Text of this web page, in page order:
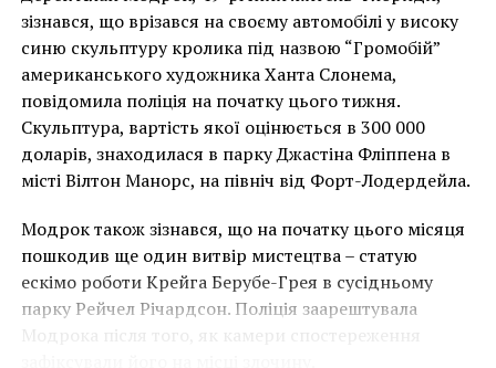
Италии, Международным сотрудничеством и
Управлением археологии и музеев
провинции Хайбер-Пахтунхва и Музеем Сват.
Инициатива двух стран поддерживается в рамках
программы “Обмен долгами” между Италией и
Пакистаном, которая финансирует совместный
итало-пакистанский проект “Археология, община,
туризм – полевая школа”. Соглашение между двумя
правительствами поддерживает проекты развития,
связанные с сельским хозяйством, образованием,
инфраструктурой и развитием сельских районов.
Facebook
Twitter
Pinterest
WhatsApp
ViberTelegram
Copy
Чоловік позує під макетом чайки, яка ось-ось
накинеться на упаковку чіпсів – сюжет графіті, що
має ознаки вуличного художника Бенксі, на стіні в
Лоустофті на східному узбережжі Англії 8 серпня 2021
року. (Фото Джастіна Талліса / AFP)
В інтерв’ю “Таймс” пан Куттс сказав:
“Спочатку це було
неймовірно, але з
розвитком подій це
стало надзвичайно
зізнався, що врізався на своєму автомобілі у високу
синю скульптуру кролика під назвою “Громобій”
американського художника Ханта Слонема,
повідомила поліція на початку цього тижня.
Скульптура, вартість якої оцінюється в 300 000
доларів, знаходилася в парку Джастіна Фліппена в
місті Вілтон Манорс, на північ від Форт-Лодердейла.
Модрок також зізнався, що на початку цього місяця
пошкодив ще один витвір мистецтва – статую
ескімо роботи Крейга Берубе-Грея в сусідньому
парку Рейчел Річардсон. Поліція заарештувала
Модрока після того, як камери спостереження